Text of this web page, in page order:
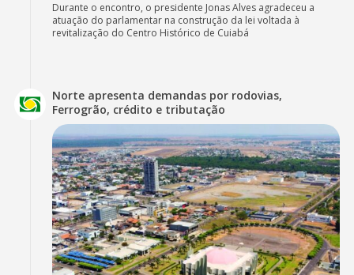
Durante o encontro, o presidente Jonas Alves agradeceu a
atuação do parlamentar na construção da lei voltada à
revitalização do Centro Histórico de Cuiabá
Norte apresenta demandas por rodovias,
Ferrogrão, crédito e tributação